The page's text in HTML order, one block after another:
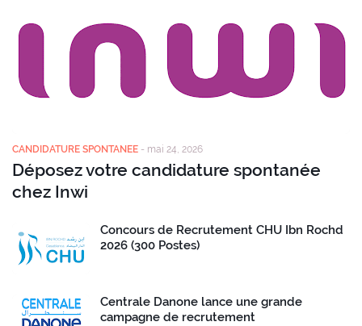
CANDIDATURE SPONTANEE - mai 24, 2026
Déposez votre candidature spontanée
chez Inwi
Concours de Recrutement CHU Ibn Rochd
2026 (300 Postes)
Centrale Danone lance une grande
campagne de recrutement